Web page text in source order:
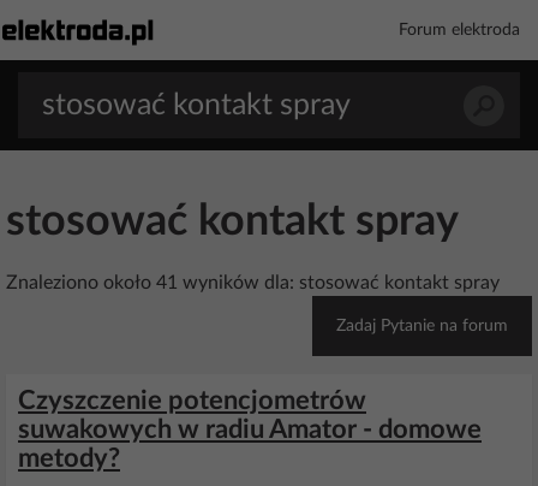
Forum elektroda
stosować kontakt spray
Znaleziono około 41 wyników dla: stosować kontakt spray
Zadaj Pytanie na forum
Czyszczenie potencjometrów
suwakowych w radiu Amator - domowe
metody?